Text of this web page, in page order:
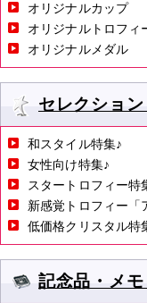
オリジナルカップ
オリジナルトロフィ
オリジナルメダル
セレクション
和スタイル特集♪
女性向け特集♪
スタートロフィー特
新感覚トロフィー「
低価格クリスタル特
記念品・メ